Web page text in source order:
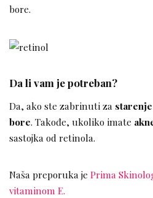
bore.
Da li vam je potreban?
Da, ako ste zabrinuti za starenje
bore. Takođe, ukoliko imate
sastojka od retinola.
Naša preporuka je Prima
vitaminom E.